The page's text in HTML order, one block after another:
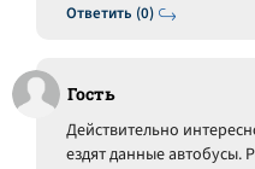
Ответить (0)
Гость
Действительно
ездят данные автобусы.